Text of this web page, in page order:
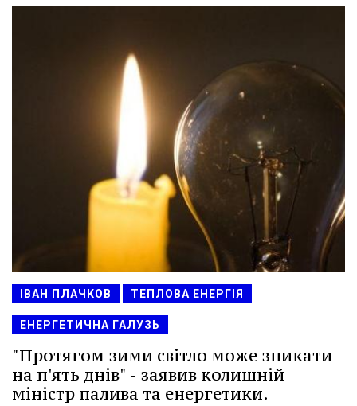
ІВАН ПЛАЧКОВ ТЕПЛОВА ЕНЕРГІЯ
ЕНЕРГЕТИЧНА ГАЛУЗЬ
"Протягом зими світло може зникати
на п'ять днів" - заявив колишній
міністр палива та енергетики.